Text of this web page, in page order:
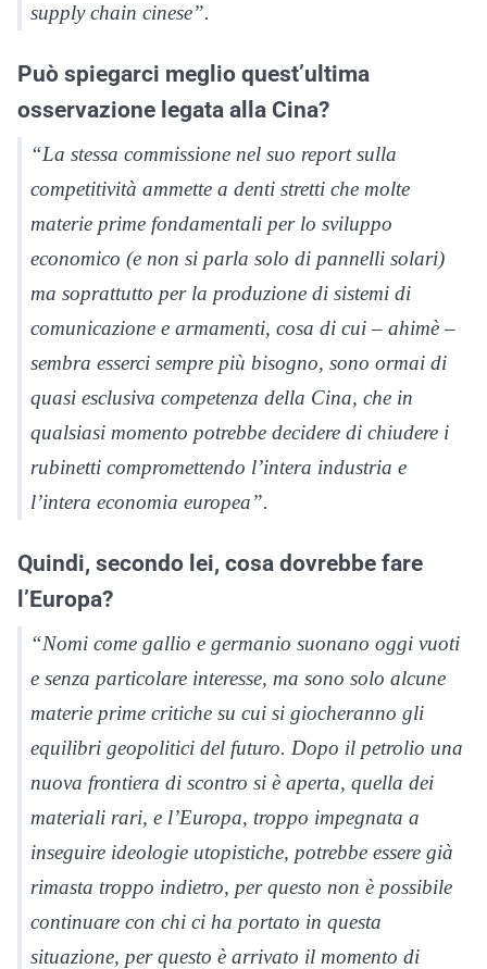
supply chain cinese”.
Può spiegarci meglio quest’ultima
osservazione legata alla Cina?
“La stessa commissione nel suo report sulla
competitività ammette a denti stretti che molte
materie prime fondamentali per lo sviluppo
economico (e non si parla solo di pannelli solari)
ma soprattutto per la produzione di sistemi di
comunicazione e armamenti, cosa di cui – ahimè –
sembra esserci sempre più bisogno, sono ormai di
quasi esclusiva competenza della Cina, che in
qualsiasi momento potrebbe decidere di chiudere i
rubinetti compromettendo l’intera industria e
l’intera economia europea”.
Quindi, secondo lei, cosa dovrebbe fare
l’Europa?
“Nomi come gallio e germanio suonano oggi vuoti
e senza particolare interesse, ma sono solo alcune
materie prime critiche su cui si giocheranno gli
equilibri geopolitici del futuro. Dopo il petrolio una
nuova frontiera di scontro si è aperta, quella dei
materiali rari, e l’Europa, troppo impegnata a
inseguire ideologie utopistiche, potrebbe essere già
rimasta troppo indietro, per questo non è possibile
continuare con chi ci ha portato in questa
situazione, per questo è arrivato il momento di